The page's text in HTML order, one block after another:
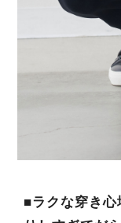
■ラクな穿き心